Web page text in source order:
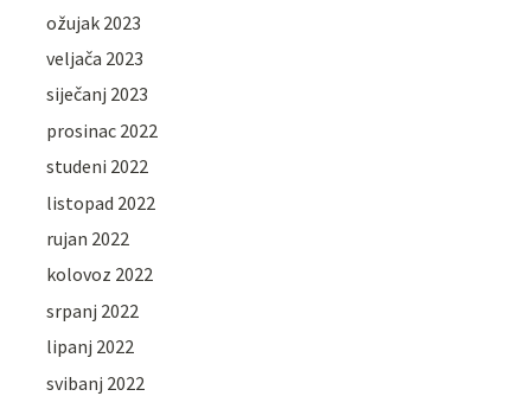
ožujak 2023
veljača 2023
siječanj 2023
prosinac 2022
studeni 2022
listopad 2022
rujan 2022
kolovoz 2022
srpanj 2022
lipanj 2022
svibanj 2022